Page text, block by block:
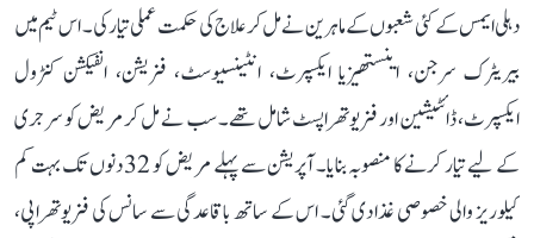
دہلی ایمس کے کئی شعبوں کے ماہرین نے مل کر علاج کی حکمت عملی تیار کی۔ اس ٹیم میں
بیریٹرک سرجن، اینستھیزیا ایکسپرٹ، انٹینسیوسٹ، فزیشن، انفیکشن کنٹرول
ایکسپرٹ، ڈائٹیشین اور فزیوتھراپسٹ شامل تھے۔ سب نے مل کر مریض کو سرجری
کے لیے تیار کرنے کا منصوبہ بنایا۔ آپریشن سے پہلے مریض کو 32 دنوں تک بہت کم
کیلوریز والی خصوصی غذا دی گئی۔ اس کے ساتھ باقاعدگی سے سانس کی فزیوتھراپی،